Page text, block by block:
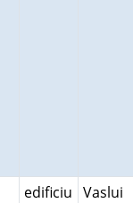
edificiu Vaslui